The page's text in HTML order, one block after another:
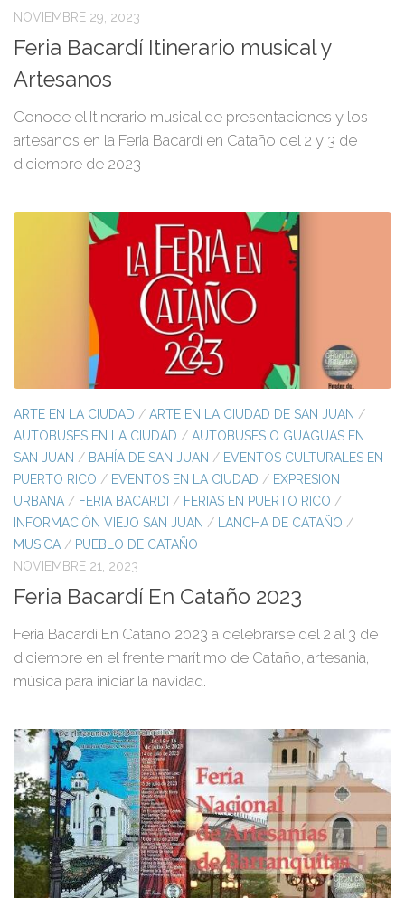
NOVIEMBRE 29, 2023
Feria Bacardí Itinerario musical y
Artesanos
Conoce el Itinerario musical de presentaciones y los
artesanos en la Feria Bacardí en Cataño del 2 y 3 de
diciembre de 2023
ARTE EN LA CIUDAD / ARTE EN LA CIUDAD DE SAN JUAN /
AUTOBUSES EN LA CIUDAD / AUTOBUSES O GUAGUAS EN
SAN JUAN / BAHÍA DE SAN JUAN / EVENTOS CULTURALES EN
PUERTO RICO / EVENTOS EN LA CIUDAD / EXPRESION
URBANA / FERIA BACARDI / FERIAS EN PUERTO RICO /
INFORMACIÓN VIEJO SAN JUAN / LANCHA DE CATAÑO /
MUSICA / PUEBLO DE CATAÑO
NOVIEMBRE 21, 2023
Feria Bacardí En Cataño 2023
Feria Bacardí En Cataño 2023 a celebrarse del 2 al 3 de
diciembre en el frente marítimo de Cataño, artesania,
música para iniciar la navidad.